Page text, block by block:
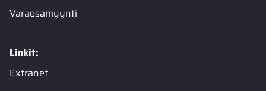
Varaosamyynti
Linkit:
Extranet